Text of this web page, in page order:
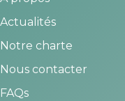
Actualités
Notre charte
Nous contacter
FAQs